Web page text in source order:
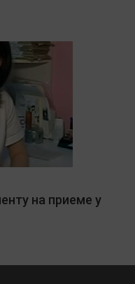
на приеме у